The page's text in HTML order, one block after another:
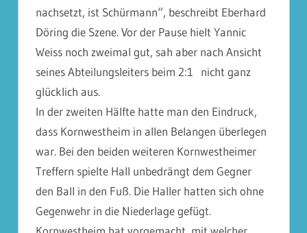
nachsetzt, ist Schürmann“, beschreibt Eberhard
Döring die Szene. Vor der Pause hielt Yannic
Weiss noch zweimal gut, sah aber nach Ansicht
seines Abteilungsleiters beim 2:1 nicht ganz
glücklich aus.
In der zweiten Hälfte hatte man den Eindruck,
dass Kornwestheim in allen Belangen überlegen
war. Bei den beiden weiteren Kornwestheimer
Treffern spielte Hall unbedrängt dem Gegner
den Ball in den Fuß. Die Haller hatten sich ohne
Gegenwehr in die Niederlage gefügt.